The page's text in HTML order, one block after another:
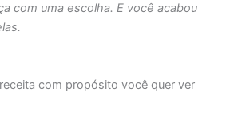
com uma escolha. E você acabou
com propósito você quer ver